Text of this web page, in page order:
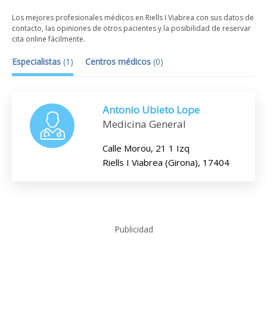
Los mejores profesionales médicos en Riells I Viabrea con sus datos de
contacto, las opiniones de otros pacientes y la posibilidad de reservar
cita online fácilmente.
Especialistas (1 ) Centros médicos (0)
Antonio Ubieto Lope
Medicina General
Calle Morou, 21 1 Izq
Riells I Viabrea (Girona), 17404
Publicidad